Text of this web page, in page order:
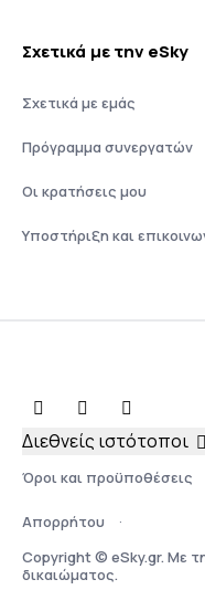
Σχετικά με την eSky
Σχετικά με εμάς
Πρόγραμμα συνεργατών
Οι κρατήσεις μου
Υποστήριξη και
Όροι και προϋποθέσεις
Απορρήτου
Copyright © eSky.gr. Με
δικαιώματος.
Διεθνείς ιστότοποι